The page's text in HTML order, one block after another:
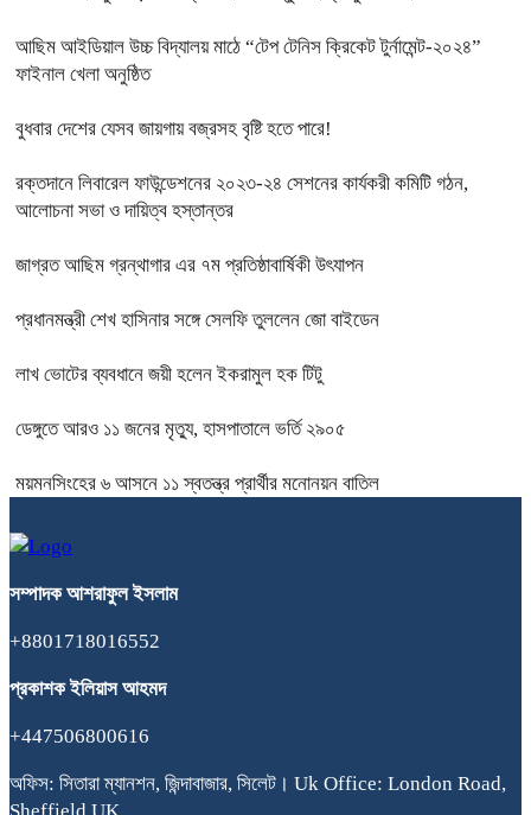
আছিম আইডিয়াল উচ্চ বিদ্যালয় মাঠে “টেপ টেনিস ক্রিকেট টুর্নামেন্ট-২০২৪”
ফাইনাল খেলা অনুষ্ঠিত
বুধবার দেশের যেসব জায়গায় বজ্রসহ বৃষ্টি হতে পারে!
রক্তদানে লিবারেল ফাউন্ডেশনের ২০২৩-২৪ সেশনের কার্যকরী কমিটি গঠন,
আলোচনা সভা ও দায়িত্ব হস্তান্তর
জাগ্রত আছিম গ্রন্থাগার এর ৭ম প্রতিষ্ঠাবার্ষিকী উৎযাপন
প্রধানমন্ত্রী শেখ হাসিনার সঙ্গে সেলফি তুললেন জো বাইডেন
লাখ ভোটের ব্যবধানে জয়ী হলেন ইকরামুল হক টিটু
ডেঙ্গুতে আরও ১১ জনের মৃত্যু, হাসপাতালে ভর্তি ২৯০৫
ময়মনসিংহের ৬ আসনে ১১ স্বতন্ত্র প্রার্থীর মনোনয়ন বাতিল
সম্পাদক আশরাফুল ইসলাম
+8801718016552
প্রকাশক ইলিয়াস আহমদ
+447506800616
অফিস: সিতারা ম্যানশন, জিন্দাবাজার, সিলেট। Uk Office: London Road,